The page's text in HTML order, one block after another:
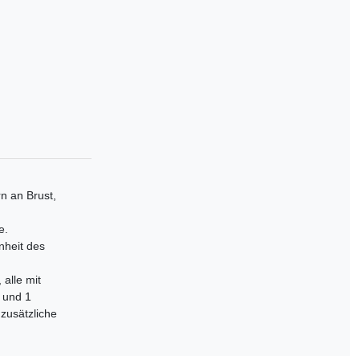
an Brust,
des
alle mit
1